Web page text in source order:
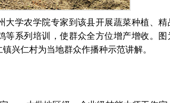
学农学院专家到该县开展蔬菜种植、精
等系列培训，使群众全方位增产增收。图
兴仁村为当地群众作播种示范讲解。